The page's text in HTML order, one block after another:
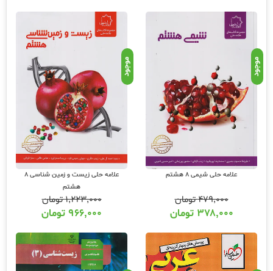
موجود
علامه حلی شیمی 8 هشتم
۴۷۹,۰۰۰تومان
۳۷۸,۰۰۰ تومان
موجود
علامه حلی زیست و زمین شناسی 8
هشتم
۱,۲۲۳,۰۰۰تومان
۹۶۶,۰۰۰ تومان